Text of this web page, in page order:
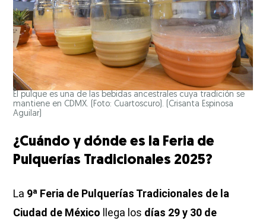
El pulque es una de las bebidas ancestrales cuya tradición se
mantiene en CDMX. (Foto: Cuartoscuro).
(Crisanta Espinosa
Aguilar)
¿Cuándo y dónde es la Feria de
Pulquerías Tradicionales 2025?
La 9ª Feria de Pulquerías Tradicionales de la
Ciudad de México llega los días 29 y 30 de